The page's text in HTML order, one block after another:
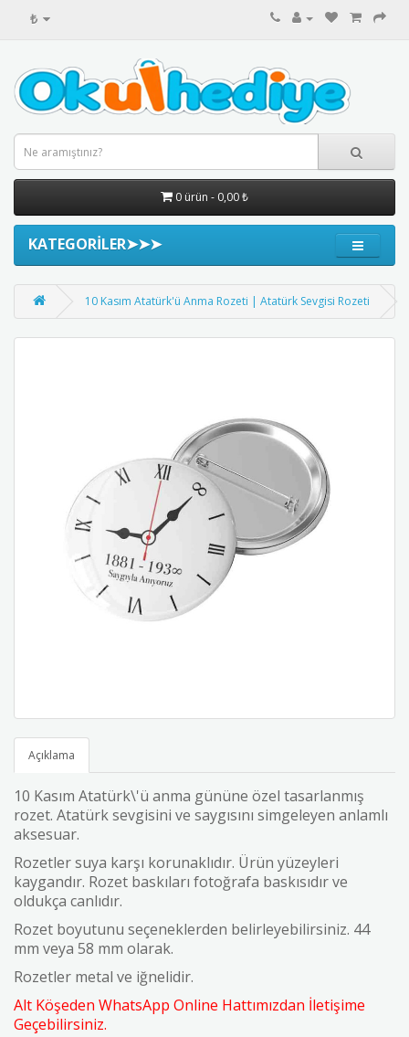
₺
0 ürün - 0,00 ₺
KATEGORİLER➤➤➤
10 Kasım Atatürk'ü Anma Rozeti | Atatürk Sevgisi Rozeti
Açıklama
10 Kasım Atatürk\'ü anma gününe özel tasarlanmış
rozet. Atatürk sevgisini ve saygısını simgeleyen anlamlı
aksesuar.
Rozetler suya karşı korunaklıdır. Ürün yüzeyleri
kaygandır. Rozet baskıları fotoğrafa baskısıdır ve
oldukça canlıdır.
Rozet boyutunu seçeneklerden belirleyebilirsiniz. 44
mm veya 58 mm olarak.
Rozetler metal ve iğnelidir.
Alt Köşeden WhatsApp Online Hattımızdan İletişime
Geçebilirsiniz.